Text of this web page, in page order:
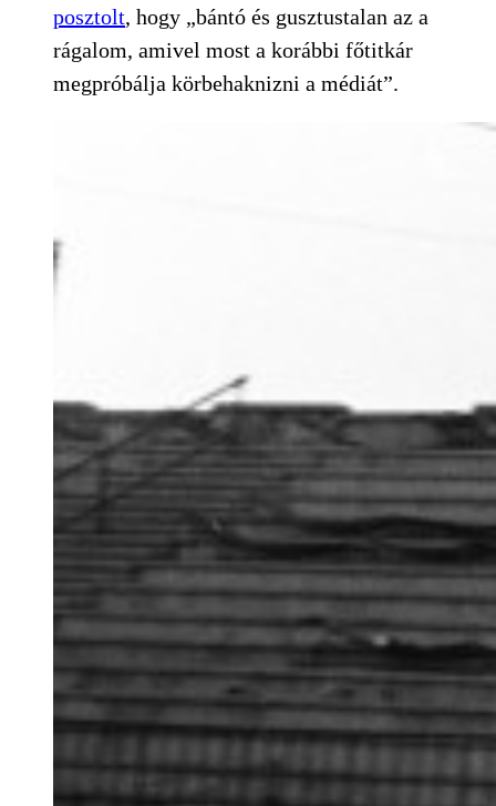
posztolt, hogy „bántó és gusztustalan az a
rágalom, amivel most a korábbi főtitkár
megpróbálja körbehaknizni a médiát”.